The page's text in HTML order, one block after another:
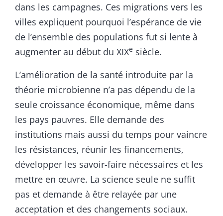
dans les campagnes. Ces migrations vers les
villes expliquent pourquoi l’espérance de vie
de l’ensemble des populations fut si lente à
augmenter au début du XIXe siècle.
L’amélioration de la santé introduite par la
théorie microbienne n’a pas dépendu de la
seule croissance économique, même dans
les pays pauvres. Elle demande des
institutions mais aussi du temps pour vaincre
les résistances, réunir les financements,
développer les savoir-faire nécessaires et les
mettre en œuvre. La science seule ne suffit
pas et demande à être relayée par une
acceptation et des changements sociaux.